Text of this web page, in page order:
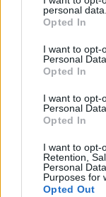
grant or deny
use your data for
consent section.
personal data.
Opted In
I want to opt-
Personal Data.
Opted In
I want to opt-
Personal
Opted In
I want to opt-
Retention,
Personal
Purposes for
Opted Out